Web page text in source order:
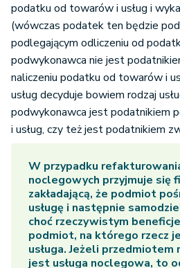
podatku od towarów i usług i
(wówczas podatek ten będzie
podlegającym odliczeniu od
podwykonawca nie jest
naliczeniu podatku od towarów i
usług decyduje bowiem rodzaj
podwykonawca jest podatnikiem
i usług, czy też jest podatnikiem
W przypadku
noclegowych przyjmuje się
zakładającą, że podmiot
usługę i następnie
choć rzeczywistym
podmiot, na którego rzecz
usługa. Jeżeli
jest usługa noclegowa, to